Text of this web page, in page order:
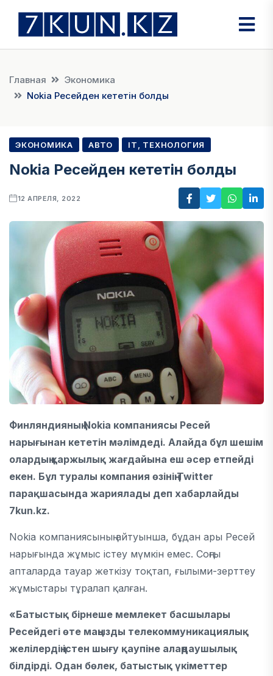
Главная
Экономика
Nokia Ресейден кететін болды
ЭКОНОМИКА АВТО IT, ТЕХНОЛОГИЯ
Nokia Ресейден кететін болды
12 АПРЕЛЯ, 2022
Финляндияның Nokia компаниясы Ресей
нарығынан кететін мәлімдеді. Алайда бұл шешім
олардың қаржылық жағдайына еш әсер етпейді
екен. Бұл туралы компания өзінің Twitter
парақшасында жариялады деп хабарлайды
7kun.kz.
Nokia компаниясының айтуынша, бұдан ары Ресей
нарығында жұмыс істеу мүмкін емес. Соңғы
апталарда тауар жеткізу тоқтап, ғылыми-зерттеу
жұмыстары тұралап қалған.
«Батыстық бірнеше мемлекет басшылары
Ресейдегі өте маңызды телекоммуникациялық
желілердің істен шығу қаупіне алаңдаушылық
білдірді. Одан бөлек, батыстық үкіметтер